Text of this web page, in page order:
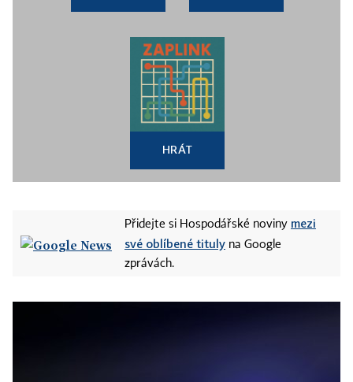
HRÁT
Přidejte si Hospodářské noviny mezi
své oblíbené tituly na Google
zprávách.